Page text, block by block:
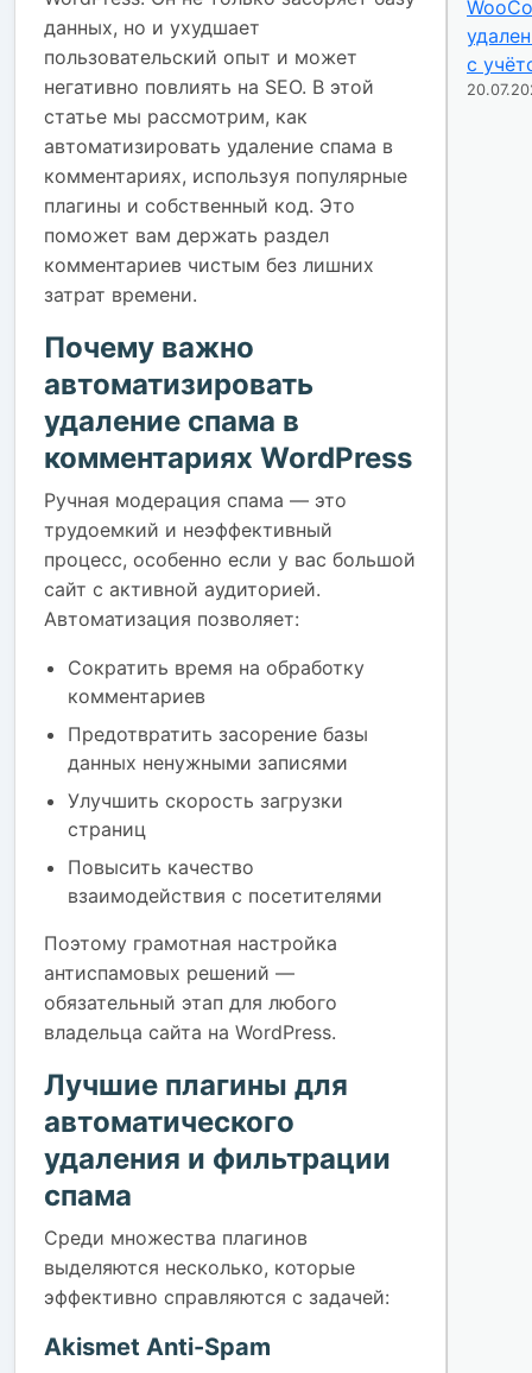
данных, но и ухудшает
пользовательский опыт и может
негативно повлиять на SEO. В этой
статье мы рассмотрим, как
автоматизировать удаление спама в
комментариях, используя популярные
плагины и собственный код. Это
поможет вам держать раздел
комментариев чистым без лишних
затрат времени.
Почему важно
автоматизировать
удаление спама в
комментариях WordPress
Ручная модерация спама — это
трудоемкий и неэффективный
процесс, особенно если у вас большой
сайт с активной аудиторией.
Автоматизация позволяет:
Сократить время на обработку
комментариев
Предотвратить засорение базы
данных ненужными записями
Улучшить скорость загрузки
страниц
Повысить качество
взаимодействия с посетителями
Поэтому грамотная настройка
антиспамовых решений —
обязательный этап для любого
владельца сайта на WordPress.
Лучшие плагины для
автоматического
удаления и фильтрации
спама
Среди множества плагинов
выделяются несколько, которые
эффективно справляются с задачей:
Akismet Anti-Spam
с